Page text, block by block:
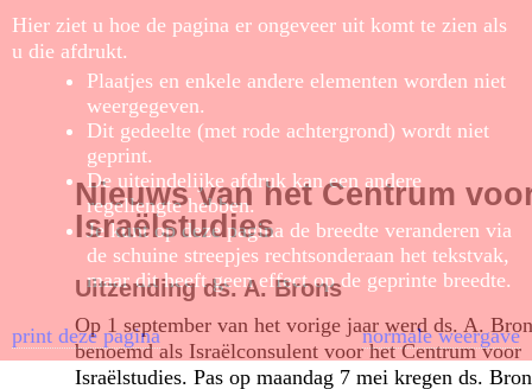
Hier ziet u hoe de pagina er ongeveer uit komt te zien als
u die afdrukt.
Plaatjes en enkele andere elementen worden niet
weergegeven.
Dit gedeelte (met rode achtergrond) wordt niet
geprint.
De uiteindelijke afdruk kan een andere
regellengte hebben.
Je kunt op deze pagina de breedte veranderen via
de schuine streepjes rechtsonderaan het tekstvak,
maar dit heeft geen effect op de geprinte breedte.
normale weergave
print deze pagina
Nieuws van het Centrum
Israëlstudies
Uitzending ds. A. Brons
Op 1 september van het vorige jaar werd ds. A.
benoemd als Israëlconsulent voor het Centrum voor
Israëlstudies. Pas op maandag 7 mei kregen ds.